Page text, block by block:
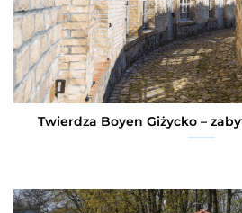
Twierdza Boyen Giżycko –